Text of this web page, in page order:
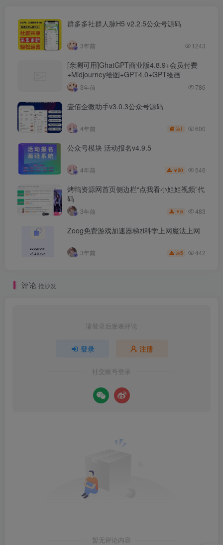
群多多社群人脉H5 v2.2.5公众号源码
3年前 1243
[亲测可用]GhatGPT商业版4.8.9+会员付费
+Midjourney绘图+GPT4.0+GPT绘画
3年前 786
壹佰企微助手v3.0.3公众号源码
4年前 1 600
公众号模块 活动报名v4.9.5
4年前 ￥20 546
烤鸭资源网首页侧边栏“点我看小姐姐视频”代
码
3年前 ￥5 483
Zoog免费游戏加速器梯zi科学上网魔法上网
3年前 5 442
评论 抢沙发
请登录后发表评论
登录 注册
社交账号登录
暂无评论内容